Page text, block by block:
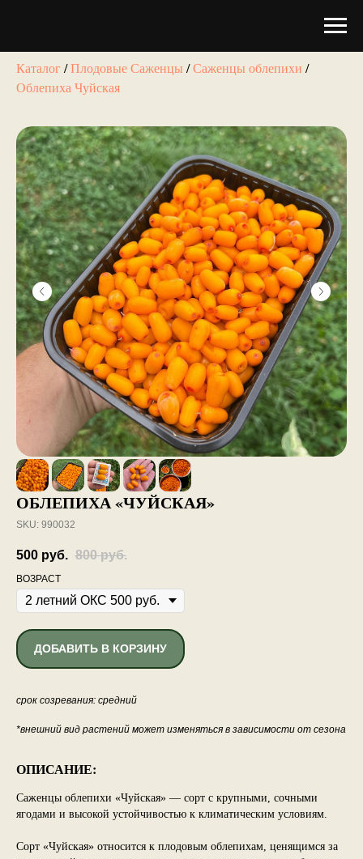
Каталог /Плодовые Саженцы /Саженцы облепихи /
Облепиха Чуйская
ОБЛЕПИХА «ЧУЙСКАЯ»
SKU: 990032
500 руб. 800 руб.
ВОЗРАСТ
ДОБАВИТЬ В КОРЗИНУ
срок созревания: средний
*внешний вид растений может изменяться в зависимости от сезона
ОПИСАНИЕ:
Саженцы облепихи «Чуйская» — сорт с крупными, сочными
ягодами и высокой устойчивостью к климатическим условиям.
Сорт «Чуйская» относится к плодовым облепихам, ценящимся за